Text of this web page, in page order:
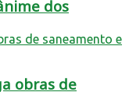
dos
obras de